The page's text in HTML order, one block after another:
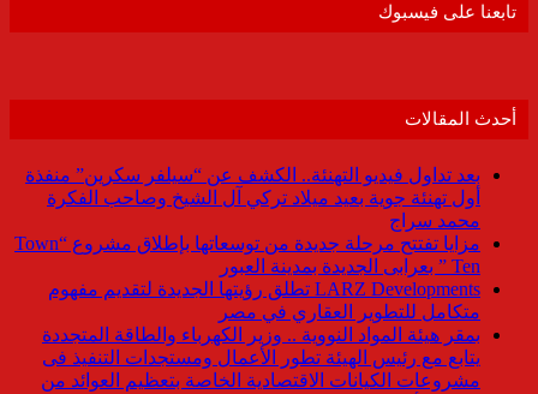
تابعنا على فيسبوك
أحدث المقالات
بعد تداول فيديو التهنئة.. الكشف عن “سيلفر سكرين” منفذة
أول تهنئة جوية بعيد ميلاد تركي آل الشيخ وصاحب الفكرة
محمد سراج
مزايا تفتتح مرحلة جديدة من توسعاتها بإطلاق مشروع “Town
Ten ” بعرابى الجديدة بمدينة العبور
LARZ Developments تطلق رؤيتها الجديدة لتقديم مفهوم
متكامل للتطوير العقاري في مصر
بمقر هيئة المواد النووية .. وزير الكهرباء والطاقة المتجددة
يتابع مع رئيس الهيئة تطور الأعمال ومستجدات التنفيذ فى
مشروعات الكيانات الاقتصادية الخاصة بتعظيم العوائد من